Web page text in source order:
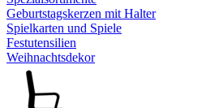
Geburtstagskerzen mit Halter
Spielkarten und Spiele
Festutensilien
Weihnachtsdekor